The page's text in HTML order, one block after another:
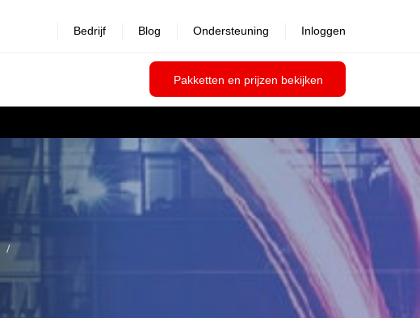
Pakketten en prijzen bekijken
Bedrijf Blog Ondersteuning Inloggen